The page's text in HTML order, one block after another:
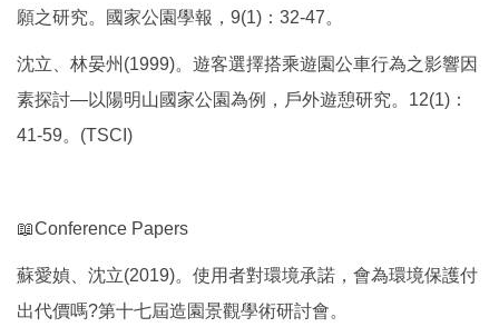
願之研究。國家公園學報，9(1)：32-47。
沈立、林晏州(1999)。遊客選擇搭乘遊園公車行為之影響因
素探討—以陽明山國家公園為例，戶外遊憩研究。12(1)：
41-59。(TSCI)
📖Conference Papers
蘇愛媜、沈立(2019)。使用者對環境承諾，會為環境保護付
出代價嗎?第十七屆造園景觀學術研討會。